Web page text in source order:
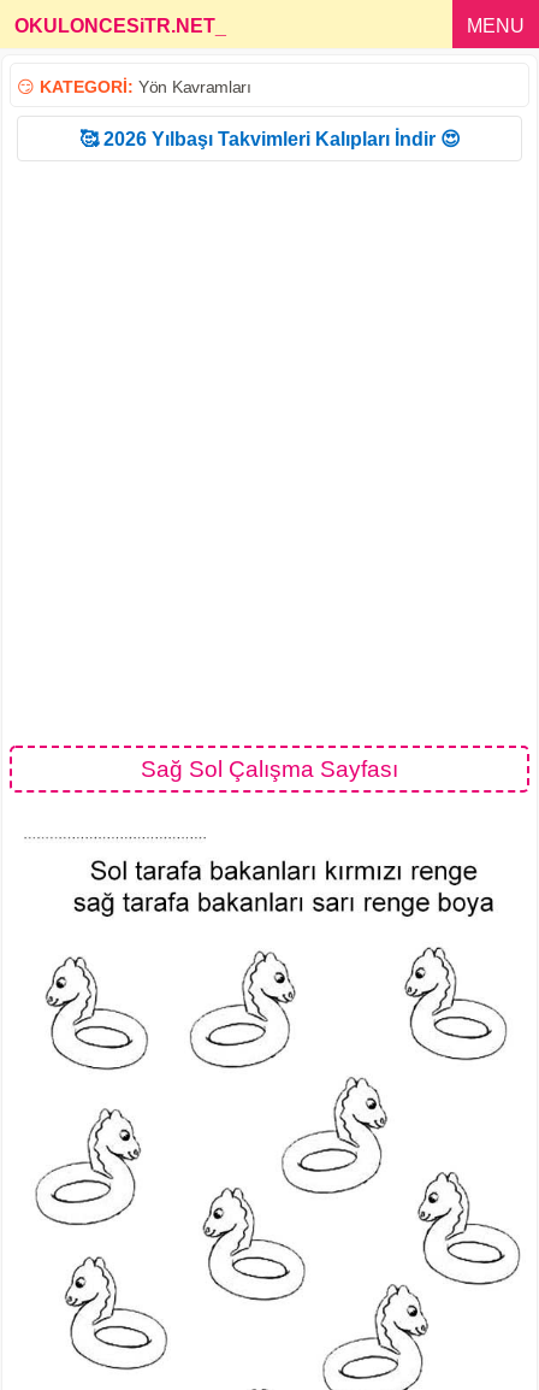
OKULONCESiTR.NET MENU
😏 KATEGORİ: Yön Kavramları
🥰 2026 Yılbaşı Takvimleri Kalıpları İndir 😍
Sağ Sol Çalışma Sayfası